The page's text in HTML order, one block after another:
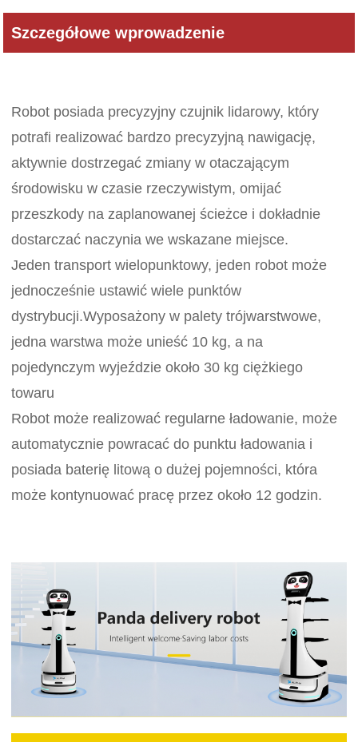
Szczegółowe wprowadzenie
Robot posiada precyzyjny czujnik lidarowy, który
potrafi realizować bardzo precyzyjną nawigację,
aktywnie dostrzegać zmiany w otaczającym
środowisku w czasie rzeczywistym, omijać
przeszkody na zaplanowanej ścieżce i dokładnie
dostarczać naczynia we wskazane miejsce.
Jeden transport wielopunktowy, jeden robot może
jednocześnie ustawić wiele punktów
dystrybucji.Wyposażony w palety trójwarstwowe,
jedna warstwa może unieść 10 kg, a na
pojedynczym wyjeździe około 30 kg ciężkiego
towaru
Robot może realizować regularne ładowanie, może
automatycznie powracać do punktu ładowania i
posiada baterię litową o dużej pojemności, która
może kontynuować pracę przez około 12 godzin.